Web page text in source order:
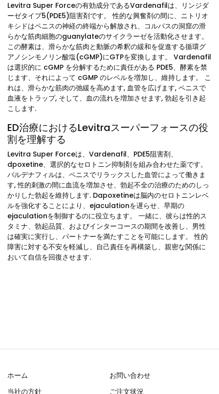
Levitra Super Forceの有効成分であるVardenafilは、リンジダ
ーゼタイプ5(PDE5)阻害剤です。 性的な興奮剤の間に、ニトリオ
キシドはペニスの神経の終端から解放され、コルパスの洞窟の滑
らかな筋肉細胞のguanylateのサイクラーゼを活動化させます。
この酵素は、滑らかな筋肉と動脈の希釈の緩和を促進する循環グ
アノシンモノリン酸塩(cGMP)にGTPを変換します。 Vardenafil
は選択的に cGMP を分解するために責任がある PDE5、酵素を禁
じます、それによって cGMP のレベルを増加し、維持します。 こ
れは、滑らかな筋肉の弛緩を高めます, 血管を広げます, ペニスで
血液をトラップ, そして、血の流れを増加させます, 勃起を引き起
こします.
ED治療におけるLevitraスーパーフォースの役
割を理解する
Levitra Super Forceは、Vardenafil、PDE5阻害剤、
dpoxetine、選択的なセロトニン抑制剤を組み合わせた薬です。
バルデナフィルは、ペニスでリラックスした血管によって働きま
す, 性的刺激の間に血流を増加させ、勃起不全の治療のためのしっ
かりした勃起を維持します. Dapoxetineは脳内のセロトニンレベ
ルを強化することにより、ejaculationを遅らせ、早期の
ejaculationを制御するのに役立ちます。 一緒に、彼らは性的ス
タミナ、勃起品質、およびインターコースの期間を改善し、男性
は確実に実行し、パートナーを満たすことを可能にします。 性的
障害に対する不安を軽減し、自己責任を再構築し、親密な関係に
おいて自信を回復させます.
ホーム
お問い合わせ
当社の方針
ご注文状況